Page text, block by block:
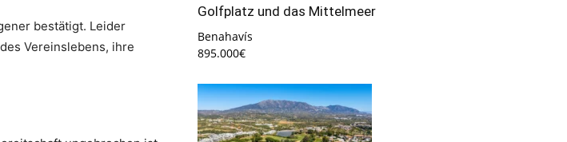
bestätigt. Leider
Vereinslebens, ihre
Golfplatz und das Mittelmeer
Benahavís
895.000€